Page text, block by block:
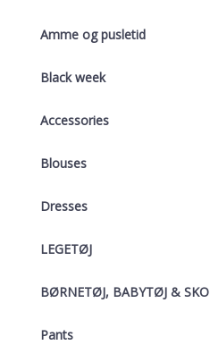
Amme og pusletid
Black week
Accessories
Blouses
Dresses
LEGETØJ
BØRNETØJ, BABYTØJ & SKO
Pants